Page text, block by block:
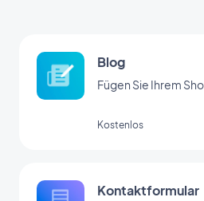
Blog
Fügen Sie Ihrem
Kostenlos
Kontaktformular